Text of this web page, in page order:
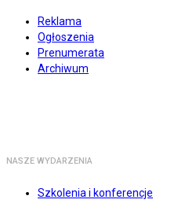
Reklama
Ogłoszenia
Prenumerata
Archiwum
NASZE WYDARZENIA
Szkolenia i konferencje